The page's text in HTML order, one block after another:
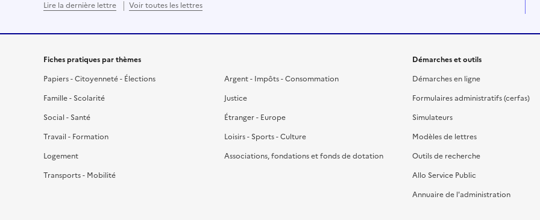
Lire la dernière lettre Voir toutes les lettres
Fiches pratiques par thèmes
Papiers - Citoyenneté - Élections
Famille - Scolarité
Social - Santé
Travail - Formation
Logement
Transports - Mobilité
Argent - Impôts - Consommation
Justice
Étranger - Europe
Loisirs - Sports - Culture
Associations, fondations et fonds de dotation
Démarches et outils
Démarches en ligne
Formulaires administratifs (cerfas)
Simulateurs
Modèles de lettres
Outils de recherche
Allo Service Public
Annuaire de l'administration